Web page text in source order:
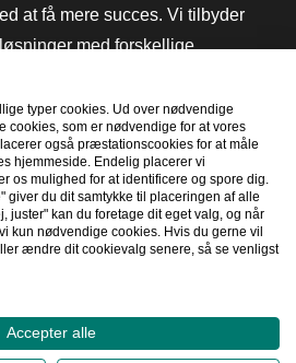
at få mere succes. Vi tilbyder
med forskellige
anmeldelser, juridiske værktøjer
markedsundersøgelser
Thuiswinkel e-
typer cookies. Ud over nødvendige
cookies, som er nødvendige for at vores
også præstationscookies for at måle
hjemmeside. Endelig placerer vi
os mulighed for at identificere og spore dig.
giver du dit samtykke til placeringen af ​​alle
juster" kan du foretage dit eget valg, og når
kun nødvendige cookies. Hvis du gerne vil
ændre dit cookievalg senere, så se venligst
Accepter alle